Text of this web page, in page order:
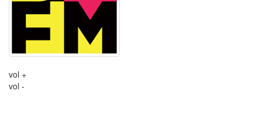
vol +
vol -